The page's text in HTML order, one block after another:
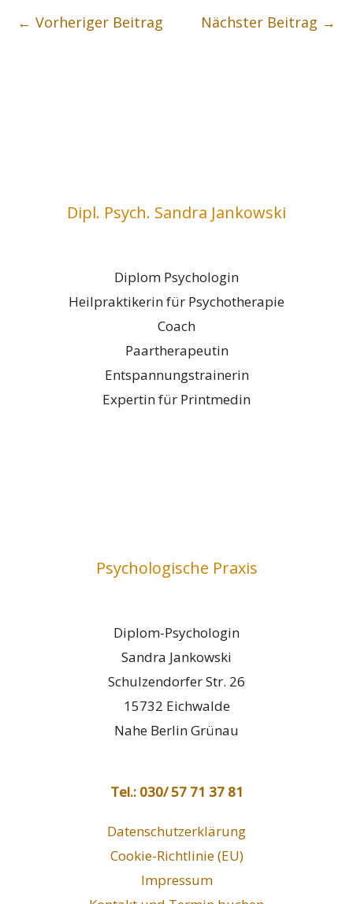
← Vorheriger Beitrag Nächster Beitrag →
Dipl. Psych. Sandra Jankowski
Diplom Psychologin
Heilpraktikerin für Psychotherapie
Coach
Paartherapeutin
Entspannungstrainerin
Expertin für Printmedin
Psychologische Praxis
Diplom-Psychologin
Sandra Jankowski
Schulzendorfer Str. 26
15732 Eichwalde
Nahe Berlin Grünau
Tel.: 030/ 57 71 37 81
Datenschutzerklärung
Cookie-Richtlinie (EU)
Impressum